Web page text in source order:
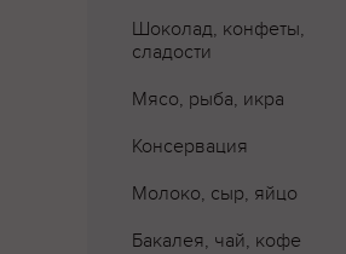
Шоколад, конфеты,
сладости
Мясо, рыба, икра
Консервация
Молоко, сыр, яйцо
Бакалея, чай, кофе